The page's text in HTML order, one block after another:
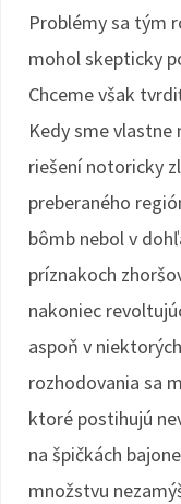
Problémy sa tým
mohol skepticky
Chceme však
Kedy sme vlastne
riešení notoricky
preberaného
bômb nebol v
príznakoch
nakoniec
aspoň v
rozhodovania sa
ktoré postihujú
na špičkách
množstvu